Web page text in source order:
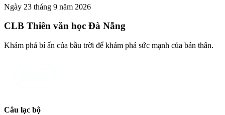
Ngày 23 tháng 9 năm 2026
CLB Thiên văn học Đà Nẵng
Khám phá bí ẩn của bầu trời để khám phá sức mạnh của bản thân.
Câu lạc bộ